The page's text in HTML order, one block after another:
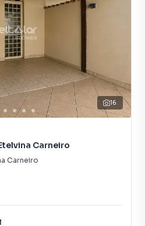
16
Carneiro
Carneiro